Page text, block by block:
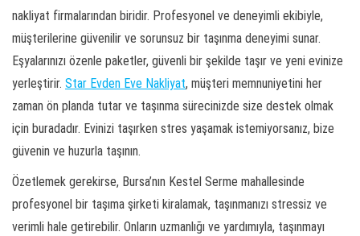
nakliyat firmalarından biridir. Profesyonel ve deneyimli ekibiyle,
müşterilerine güvenilir ve sorunsuz bir taşınma deneyimi sunar.
Eşyalarınızı özenle paketler, güvenli bir şekilde taşır ve yeni evinize
yerleştirir. Star Evden Eve Nakliyat, müşteri memnuniyetini her
zaman ön planda tutar ve taşınma sürecinizde size destek olmak
için buradadır. Evinizi taşırken stres yaşamak istemiyorsanız, bize
güvenin ve huzurla taşının.
Özetlemek gerekirse, Bursa’nın Kestel Serme mahallesinde
profesyonel bir taşıma şirketi kiralamak, taşınmanızı stressiz ve
verimli hale getirebilir. Onların uzmanlığı ve yardımıyla, taşınmayı